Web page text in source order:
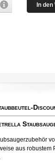
In
aus robustem